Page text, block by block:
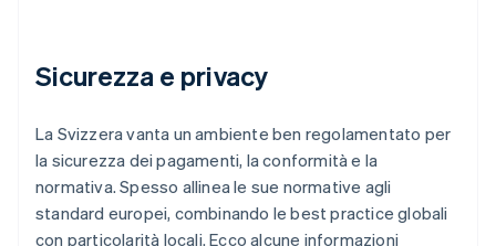
Sicurezza e privacy
La Svizzera vanta un ambiente ben regolamentato per
la sicurezza dei pagamenti, la conformità e la
normativa. Spesso allinea le sue normative agli
standard europei, combinando le best practice globali
con particolarità locali. Ecco alcune informazioni